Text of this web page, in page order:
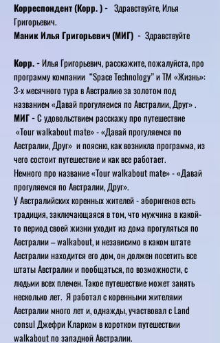
Корреспондент (Корр. ) - Здравствуйте, Илья
Григорьевич.
Маник Илья Григорьевич (МИГ) - Здравствуйте
Корр. -Илья Григорьевич, расскажите, пожалуйста, про
программу компании “Space Technology” и ТМ «Жизнь»:
3-х месячного тура в Австралию за золотом под
названием «Давай прогуляемся по Австралии, Друг» .
МИГ -С удовольствием расскажу про путешествие
«Tour walkabout mate» - «Давай прогуляемся по
Австралии, Друг» и поясню, как возникла программа, из
чего состоит путешествие и как все работает.
Немного про название «Tour walkabout mate» - «Давай
прогуляемся по Австралии, Друг».
У Австралийских коренных жителей - аборигенов есть
традиция, заключающаяся в том, что мужчина в какой-
то период своей жизни уходит из дома прогуляться по
Австралии – walkabout, и независимо в каком штате
Австралии находится его дом, он должен посетить все
штаты Австралии и пообщаться, по возможности, с
людьми всех племен. Такое путешествие может занять
несколько лет. Я работал с коренными жителями
Австралии много лет и, однажды, участвовал с Land
consul Джефри Кларком в коротком путешествии
walkabout по западной Австралии.